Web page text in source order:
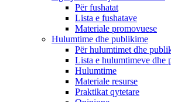
Për fushatat
Lista e fushatave
Materiale promovuese
Hulumtime dhe publikime
Për hulumtimet dhe
Lista e hulumtimeve dhe
Hulumtime
Materiale resurse
Praktikat qytetare